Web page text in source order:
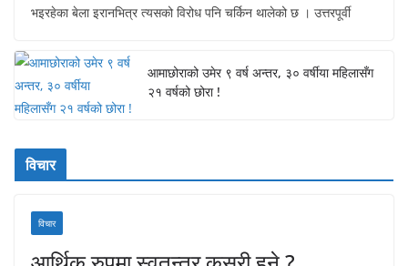
भइरहेका बेला इरानभित्र त्यसको विरोध पनि चर्किन थालेको छ । उत्तरपूर्वी
आमाछोराको उमेर ९ वर्ष अन्तर, ३० वर्षीया महिलासँग
२१ वर्षको छोरा !
विचार
विचार